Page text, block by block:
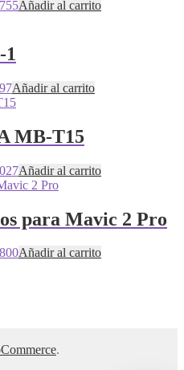
Añadir al carrito
1
Añadir al carrito
MB-T15
Añadir al carrito
para Mavic 2 Pro
Añadir al carrito
.